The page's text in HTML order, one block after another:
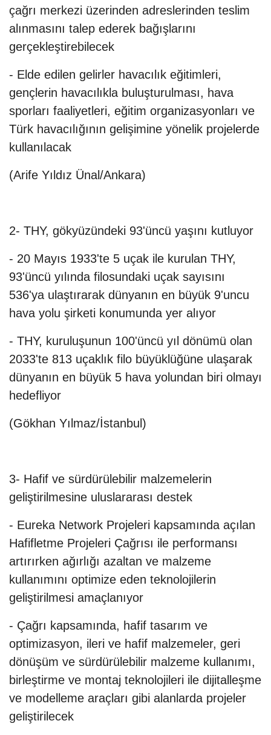
çağrı merkezi üzerinden adreslerinden teslim
alınmasını talep ederek bağışlarını
gerçekleştirebilecek
- Elde edilen gelirler havacılık eğitimleri,
gençlerin havacılıkla buluşturulması, hava
sporları faaliyetleri, eğitim organizasyonları ve
Türk havacılığının gelişimine yönelik projelerde
kullanılacak
(Arife Yıldız Ünal/Ankara)
2- THY, gökyüzündeki 93'üncü yaşını kutluyor
- 20 Mayıs 1933'te 5 uçak ile kurulan THY,
93'üncü yılında filosundaki uçak sayısını
536'ya ulaştırarak dünyanın en büyük 9'uncu
hava yolu şirketi konumunda yer alıyor
- THY, kuruluşunun 100'üncü yıl dönümü olan
2033'te 813 uçaklık filo büyüklüğüne ulaşarak
dünyanın en büyük 5 hava yolundan biri olmayı
hedefliyor
(Gökhan Yılmaz/İstanbul)
3- Hafif ve sürdürülebilir malzemelerin
geliştirilmesine uluslararası destek
- Eureka Network Projeleri kapsamında açılan
Hafifletme Projeleri Çağrısı ile performansı
artırırken ağırlığı azaltan ve malzeme
kullanımını optimize eden teknolojilerin
geliştirilmesi amaçlanıyor
- Çağrı kapsamında, hafif tasarım ve
optimizasyon, ileri ve hafif malzemeler, geri
dönüşüm ve sürdürülebilir malzeme kullanımı,
birleştirme ve montaj teknolojileri ile dijitalleşme
ve modelleme araçları gibi alanlarda projeler
geliştirilecek